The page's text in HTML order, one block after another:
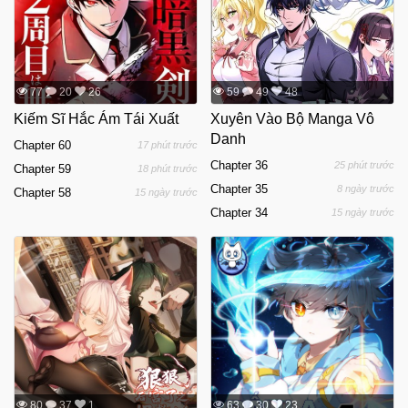
77 20 26
Kiếm Sĩ Hắc Ám Tái Xuất
Chapter 60 17 phút trước
Chapter 59 18 phút trước
Chapter 58 15 ngày trước
59 49 48
Xuyên Vào Bộ Manga Vô
Danh
Chapter 36 25 phút trước
Chapter 35 8 ngày trước
Chapter 34 15 ngày trước
80 37 1 63 30 23